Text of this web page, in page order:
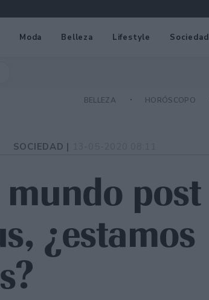
Moda Belleza Lifestyle Sociedad
BELLEZA HORÓSCOPO
SOCIEDAD |
post
¿estamos